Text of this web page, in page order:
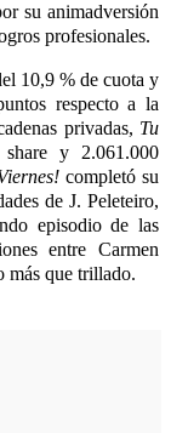
su animadversión
profesionales.
10,9 % de cuota y
respecto a la
privadas, Tu
y 2.061.000
completó su
de J. Peleteiro,
episodio de las
entre Carmen
más que trillado.